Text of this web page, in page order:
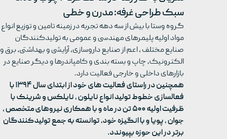
سبک طراحی غرفه: مدرن و خطی
گروه وستا با بیش از سه دهه تجربه در زمینه تامین و توزیع انواع
مواد اولیه پلیمرهای مهندسی و عمومی به تولیدکنندگان
صنایع مختلف ، اعم از صنایع داروسازی، آرایشی و بهداشتی، برق و
الکترونیک، چاپ و بسته بندی و کامپاندرها و دیگر صنایع در
بازارهای داخلی و خارجی فعالیت دارد.
همچنین در راستای فعالیت های خود از ابتدای سال ۱۳۹۴ با
فعالسازی خطوط تولید انواع نایلون ، نایلکس و شرینک با
ظرفیت اولیه ۵۰۰ تن در ماه و با همکاری نیروهای متخصص ،
جوان ، پویا و با انگیزه خود، توانسته به جمع تولیدکنندگان
برتر در این حوزه بپیوندد.